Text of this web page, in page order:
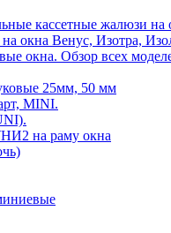
кассетные жалюзи на
окна Венус, Изотра,
окна. Обзор всех
25мм, 50 мм
MINI.
на раму окна